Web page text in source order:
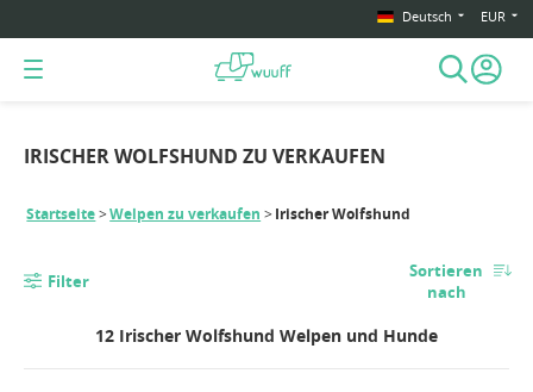
Deutsch EUR
IRISCHER WOLFSHUND ZU VERKAUFEN
Startseite Welpen zu verkaufen Irischer Wolfshund
Filter
Sortieren
nach
12 Irischer Wolfshund Welpen und Hunde